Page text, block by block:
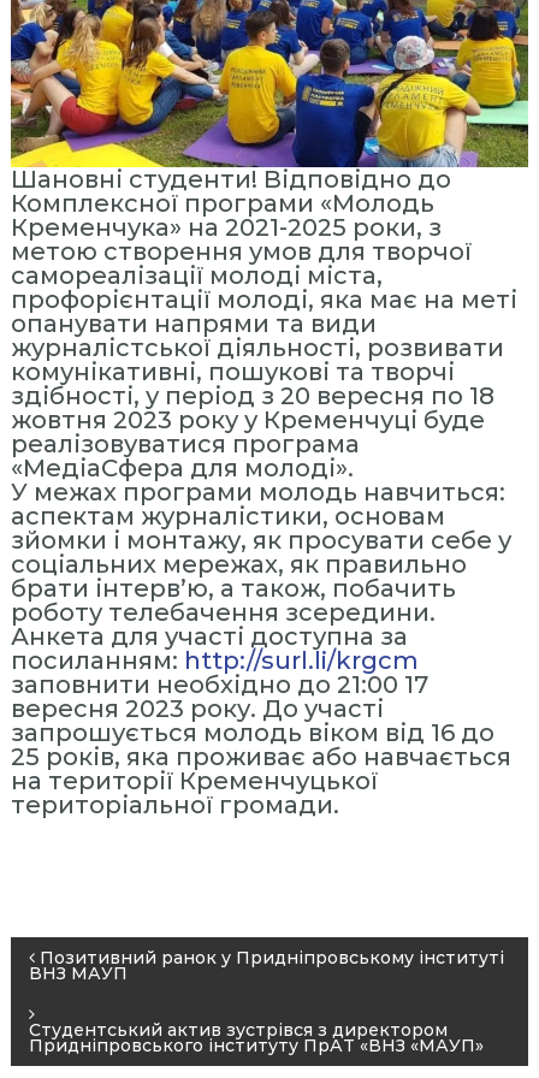
с
т
и
т
у
т
«
М
і
р
е
г
і
о
а
л
ь
н
а
А
к
а
д
е
р
а
л
і
Шановні студенти! Відповідно до
Комплексної програми «Молодь
Кременчука» на 2021-2025 роки, з
метою створення умов для творчої
самореалізації молоді міста,
профорієнтації молоді, яка має на меті
опанувати напрями та види
журналістської діяльності, розвивати
комунікативні, пошукові та творчі
здібності, у період з 20 вересня по 18
жовтня 2023 року у Кременчуці буде
реалізовуватися програма
«МедіаСфера для молоді».
У межах програми молодь навчиться:
аспектам журналістики, основам
зйомки і монтажу, як просувати себе у
соціальних мережах, як правильно
брати інтерв’ю, а також, побачить
роботу телебачення зсередини.
Анкета для участі доступна за
посиланням: http://surl.li/krgcm
заповнити необхідно до 21:00 17
вересня 2023 року. До участі
запрошується молодь віком від 16 до
25 років, яка проживає або навчається
на території Кременчуцької
територіальної громади.
P
o
t
Позитивний ранок у Придніпровському інституті
ВНЗ МАУП
Студентський актив зустрівся з директором
Придніпровського інституту ПрАТ «ВНЗ «МАУП»